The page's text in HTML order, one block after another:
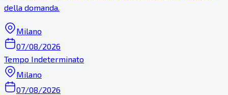
della domanda.
Milano
07/08/2026
Tempo Indeterminato
Milano
07/08/2026